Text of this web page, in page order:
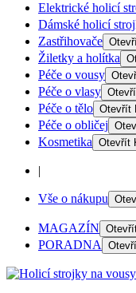
Elektrické holicí
Dámské holicí
Zastřihovače
Žiletky a holítka
Péče o vousy
Péče o vlasy
Péče o tělo Otevřít
Péče o obličej
Kosmetika Otevřít
|
Vše o nákupu
MAGAZÍN
PORADNA